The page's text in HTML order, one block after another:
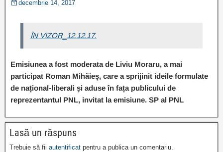
decembrie 14, 2017
ÎN VIZOR_12.12.17.
Emisiunea a fost moderata de Liviu Moraru, a mai
participat Roman Mihăieș, care a sprijinit ideile formulate
de național-liberali și aduse în fața publicului de
reprezentantul PNL, invitat la emisiune. SP al PNL
Lasă un răspuns
Trebuie să fii autentificat pentru a publica un comentariu.